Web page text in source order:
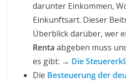
darunter Einkommen,
Einkunftsart. Dieser
Überblick darüber, wer
Renta abgeben muss
es gibt: → Die
Die Besteuerung der